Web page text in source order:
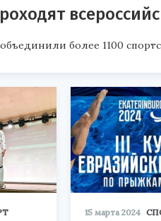
более 1100
15 марта 2024